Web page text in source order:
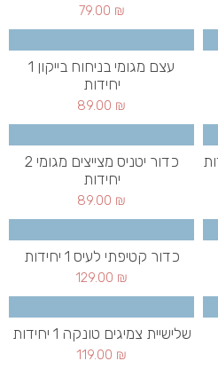
79.00 ₪
עצם מגומי בניחוח בייקון 1
יחידות
89.00 ₪
כדור יטניס מצייצים מגומי 2
יחידות
89.00 ₪
כדור קטיפתי לעיס 1 יחידות
129.00 ₪
שלישיית צמיגים טונקה 1 יחידות
119.00 ₪